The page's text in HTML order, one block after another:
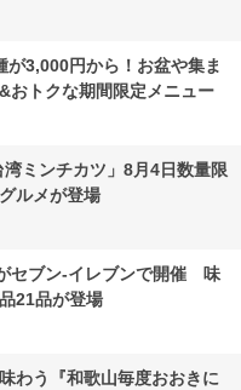
が3,000円から！お盆や集ま
おトクな期間限定メニュー
ミンチカツ」8月4日数量限
ルメが登場
セブン-イレブンで開催 味
21品が登場
わう『和歌山毎度おおきに